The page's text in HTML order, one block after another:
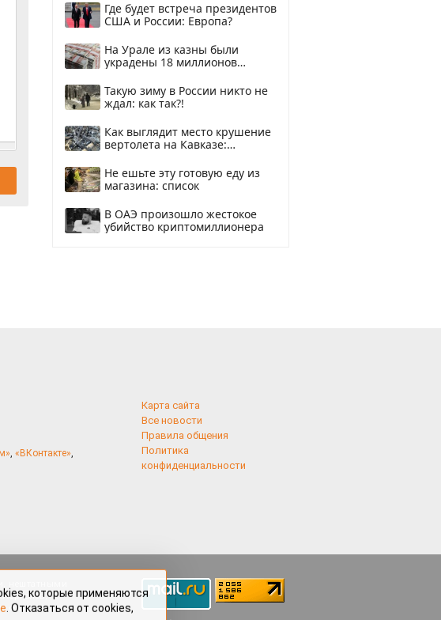
Где будет встреча президентов
США и России: Европа?
На Урале из казны были
украдены 18 миллионов
Такую зиму в России никто не
ждал: как так?!
Как выглядит место крушение
вертолета на Кавказе:
Не ешьте эту готовую еду из
магазина: список
В ОАЭ произошло жестокое
убийство криптомиллионера
, «ВКонтакте»,
Карта сайта
Все новости
Правила общения
Политика
конфиденциальности
нештатными
ссылки
которые применяются